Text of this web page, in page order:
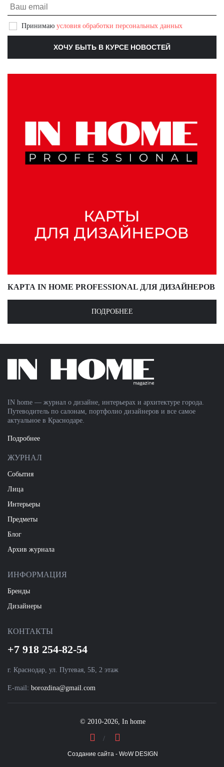
Принимаю условия обработки персональных данных
КАРТА IN HOME PROFESSIONAL ДЛЯ ДИЗАЙНЕРОВ
ПОДРОБНЕЕ
IN home — журнал о дизайне, интерьерах и архитектуре города.
Путеводитель по салонам, портфолио дизайнеров и все самое
актуальное в Краснодаре.
Подробнее
ЖУРНАЛ
События
Лица
Интерьеры
Предметы
Блог
Архив журнала
ИНФОРМАЦИЯ
Бренды
Дизайнеры
КОНТАКТЫ
+7 918 254-82-54
г. Краснодар, ул. Путевая, 5Б, 2 этаж
E-mail: borozdina@gmail.com
© 2010-2026, In home
Создание сайта - WoW DESIGN